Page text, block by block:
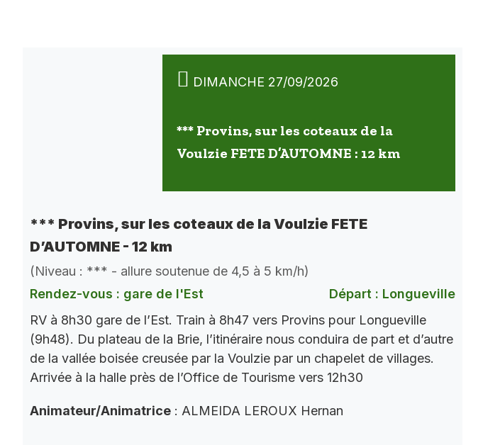
DIMANCHE 27/09/2026
*** Provins, sur les coteaux de la
Voulzie FETE D’AUTOMNE : 12 km
*** Provins, sur les coteaux de la Voulzie FETE
D’AUTOMNE - 12 km
(Niveau : *** - allure soutenue de 4,5 à 5 km/h)
Rendez-vous : gare de l'Est
Départ : Longueville
RV à 8h30 gare de l’Est. Train à 8h47 vers Provins pour Longueville
(9h48). Du plateau de la Brie, l’itinéraire nous conduira de part et d’autre
de la vallée boisée creusée par la Voulzie par un chapelet de villages.
Arrivée à la halle près de l’Office de Tourisme vers 12h30
Animateur/Animatrice : ALMEIDA LEROUX Hernan